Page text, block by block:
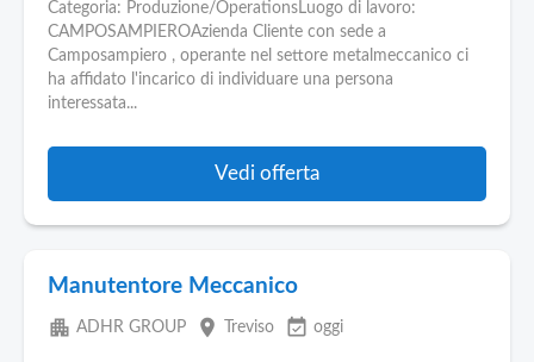
Categoria: Produzione/OperationsLuogo di lavoro:
CAMPOSAMPIEROAzienda Cliente con sede a
Camposampiero , operante nel settore metalmeccanico ci
ha affidato l'incarico di individuare una persona
interessata...
Vedi offerta
Manutentore Meccanico
apartment ADHR GROUP place Treviso event_available oggi